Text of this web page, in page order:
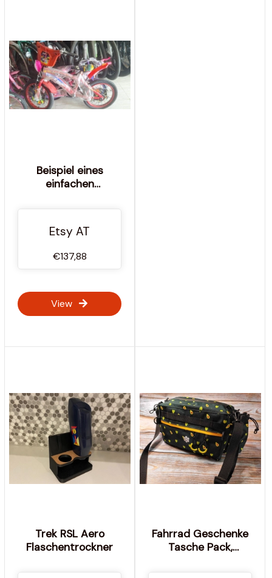
Beispiel eines
einfachen
Etsy AT
€137,88
View
Trek RSL Aero
Flaschentrockner
Fahrrad Geschenke
Tasche Pack,
für Radfahrer,